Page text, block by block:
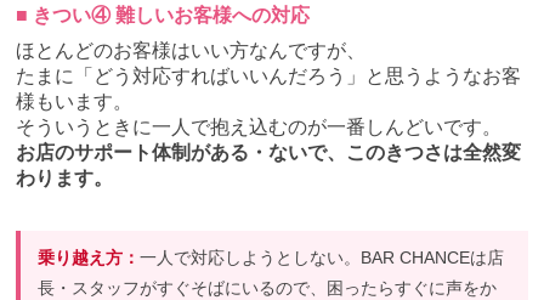
■ きつい④ 難しいお客様への対応
ほとんどのお客様はいい方なんですが、
たまに「どう対応すればいいんだろう」と思うようなお客
様もいます。
そういうときに一人で抱え込むのが一番しんどいです。
お店のサポート体制がある・ないで、このきつさは全然変
わります。
乗り越え方：一人で対応しようとしない。BAR CHANCEは店
長・スタッフがすぐそばにいるので、困ったらすぐに声をか